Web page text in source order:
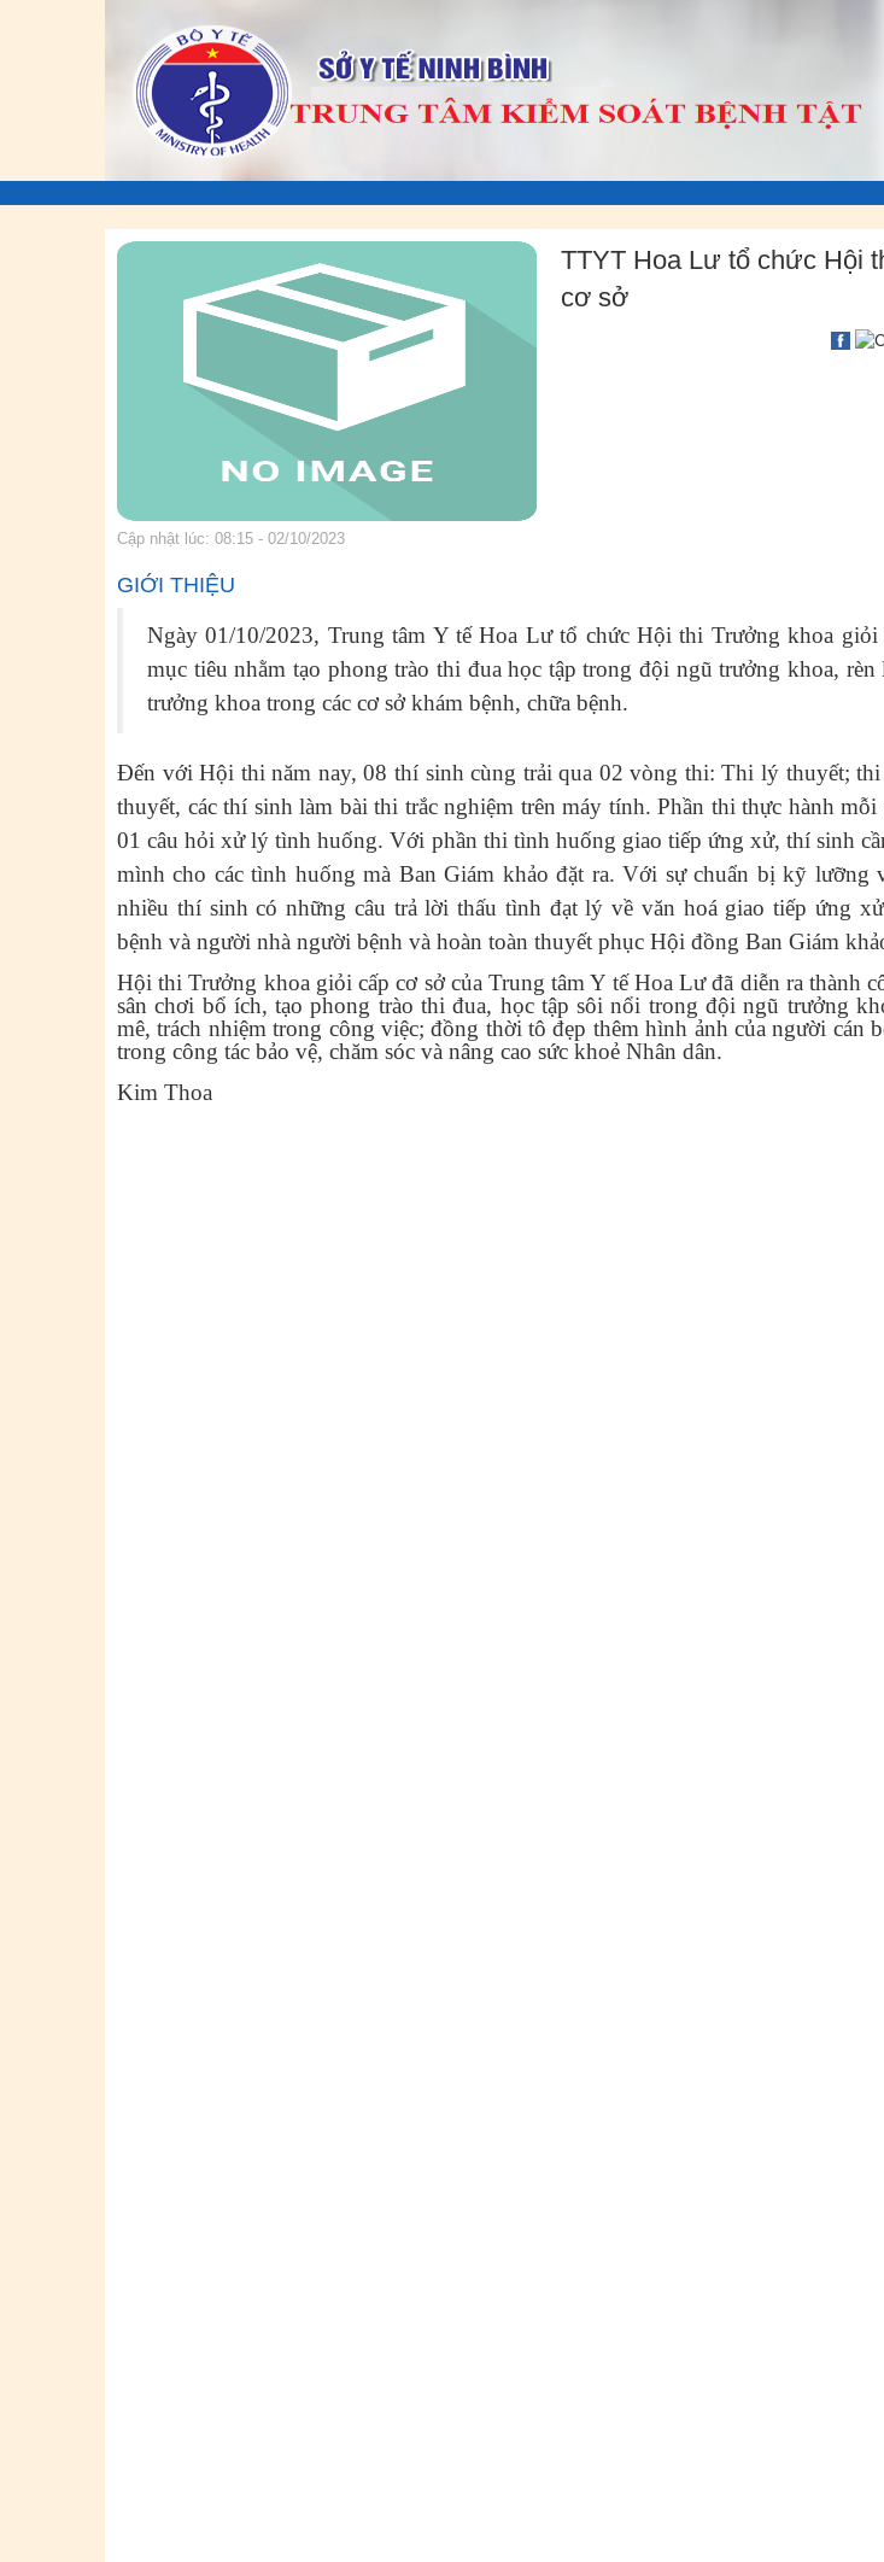
Cập nhật lúc: 08:15 - 02/10/2023
TTYT Hoa Lư tổ chức Hội
cơ sở
GIỚI THIỆU
Ngày 01/10/2023, Trung tâm Y tế Hoa Lư tổ chức Hội thi Trưởng khoa giỏi
mục tiêunhằm tạo phong trào thi đua học tập trong đội ngũ trưởng khoa,
trưởng khoa trong các cơ sở khám bệnh, chữa bệnh.
Đến với Hội thi năm nay, 08 thí sinh cùng trải qua 02 vòng thi: Thi lý thuyết;
thuyết, các thí sinh làm bài thi trắc nghiệm trên máy tính. Phần thi thực hành
01 câu hỏi xử lý tình huống. Với phần thi tình huống giao tiếp ứng xử, thí sinh
mình cho các tình huống mà Ban Giám khảo đặt ra. Với sự chuẩn bị kỹ lưỡng
nhiều thí sinh có những câu trả lời thấu tình đạt lý về văn hoá giao tiếp ứng
bệnh và người nhà người bệnh và hoàn toàn thuyết phục Hội đồng Ban Giám
Hội thi Trưởng khoa giỏi cấp cơ sở của Trung tâm Y tế Hoa Lưđã diễn ra thành
sân chơi bổ ích, tạo phong trào thi đua, học tập sôi nổi trong đội ngũ trưởng
mê, trách nhiệm trong công việc; đồng thời tô đẹp thêm hình ảnh của người cán
trong công tác bảo vệ, chăm sóc và nâng cao sức khoẻ Nhân dân.
Kim Thoa